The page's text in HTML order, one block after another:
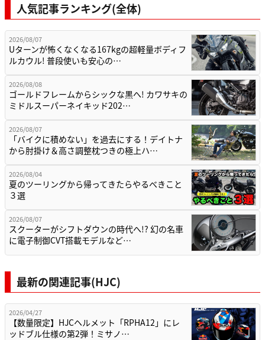
人気記事ランキング(全体)
2026/08/07
Uターンが怖くなくなる167kgの超軽量ボディフ
ルカウル! 普段使いも安心の…
2026/08/08
ゴールドフレームからシックな黒へ! カワサキの
ミドルスーパーネイキッド202…
2026/08/07
「バイクに積めない」を過去にする！デイトナ
から肘掛け＆高さ調整枕つきの極上ハ…
2026/08/04
夏のツーリングから帰ってきたらやるべきこと
３選
2026/08/07
スクーターがシフトダウンの時代へ!? 幻の名車
に電子制御CVT搭載モデルなど…
最新の関連記事(HJC)
2026/04/27
【数量限定】HJCヘルメット「RPHA12」にレ
ッドブル仕様の第2弾！ミサノ…